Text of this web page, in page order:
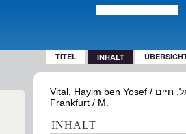
TITEL INHALT
Ṿiṭal, Ḥayim ben Yosef / ויטאל, חיים;: Ms. hebr. qu. 9 - [Kabbalistische Werke nach Rabi Yitsḥaḳ Luria].
Frankfurt / M.
INHALT